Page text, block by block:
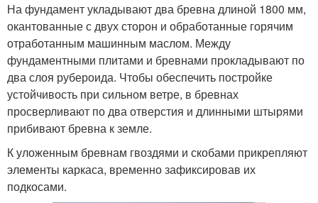
На фундамент укладывают два бревна длиной 1800 мм,
окантованные с двух сторон и обработанные горячим
отработанным машинным маслом. Между
фундаментными плитами и бревнами прокладывают по
два слоя рубероида. Чтобы обеспечить постройке
устойчивость при сильном ветре, в бревнах
просверливают по два отверстия и длинными штырями
прибивают бревна к земле.
К уложенным бревнам гвоздями и скобами прикрепляют
элементы каркаса, временно зафиксировав их
подкосами.